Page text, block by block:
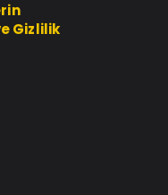
Gizlilik